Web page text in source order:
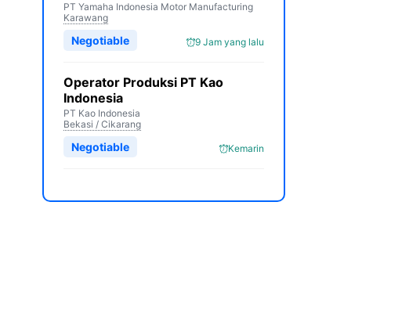
PT Yamaha Indonesia Motor Manufacturing
Karawang
9 Jam yang lalu
Negotiable
Operator Produksi PT Kao
Indonesia
PT Kao Indonesia
Bekasi / Cikarang
Kemarin
Negotiable